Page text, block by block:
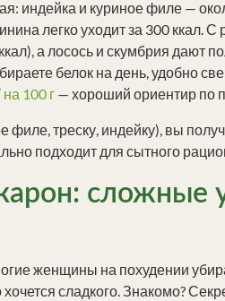
индейка и куриное филе —
легко уходит за 300 ккал.
а лосось и скумбрия дают
белок на день, удобно
100 г — хороший ориентир по
треску, индейку), вы
подходит для сытного
сложные
женщины на похудении
сладкого. Знакомо?